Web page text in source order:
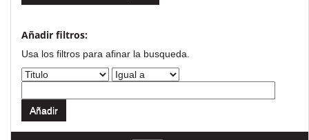
Añadir filtros:
Usa los filtros para afinar la busqueda.